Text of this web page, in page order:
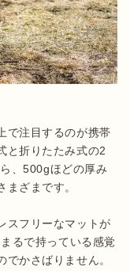
で注目するのが携帯
と折りたたみ式の2
、500gほどの厚み
ざまです。
スフリーなマットが
るで持っている感覚
かさばりません。